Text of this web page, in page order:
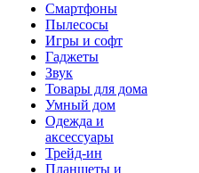
Смартфоны
Пылесосы
Игры и софт
Гаджеты
Звук
Товары для дома
Умный дом
Одежда и
аксессуары
Трейд-ин
Планшеты и